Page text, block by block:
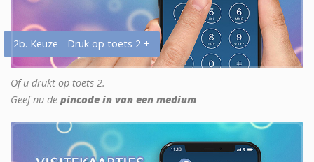
2b. Keuze - Druk op toets 2 +
Of u drukt op toets 2.
Geef nu de pincode in van een medium